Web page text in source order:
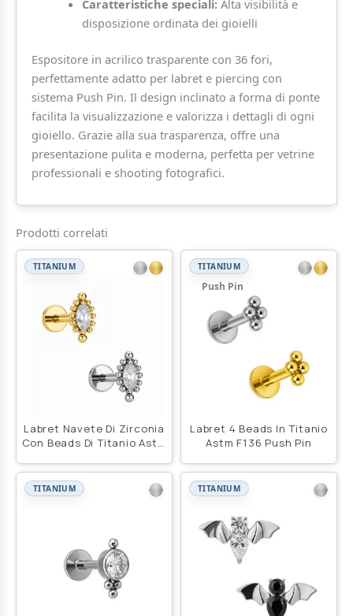
Caratteristiche speciali:Alta visibilità e
disposizione ordinata dei gioielli
Espositore in acrilico trasparente con 36 fori,
perfettamente adatto per labret e piercing con
sistema Push Pin. Il design inclinato a forma di ponte
facilita la visualizzazione e valorizza i dettagli di ogni
gioiello. Grazie alla sua trasparenza, offre una
presentazione pulita e moderna, perfetta per vetrine
professionali e shooting fotografici.
Prodotti correlati
TITANIUM
Labret Navete Di Zirconia
Con Beads Di Titanio Astm
TITANIUM
Push Pin
Labret 4 Beads In Titanio
Astm F136 Push Pin
TITANIUM TITANIUM